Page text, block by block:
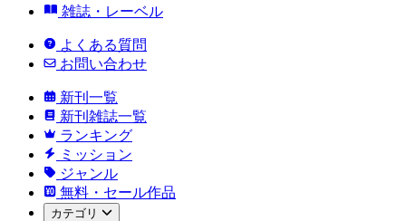
雑誌・レーベル
よくある質問
お問い合わせ
新刊一覧
新刊雑誌一覧
ランキング
ミッション
ジャンル
無料・セール作品
カテゴリ